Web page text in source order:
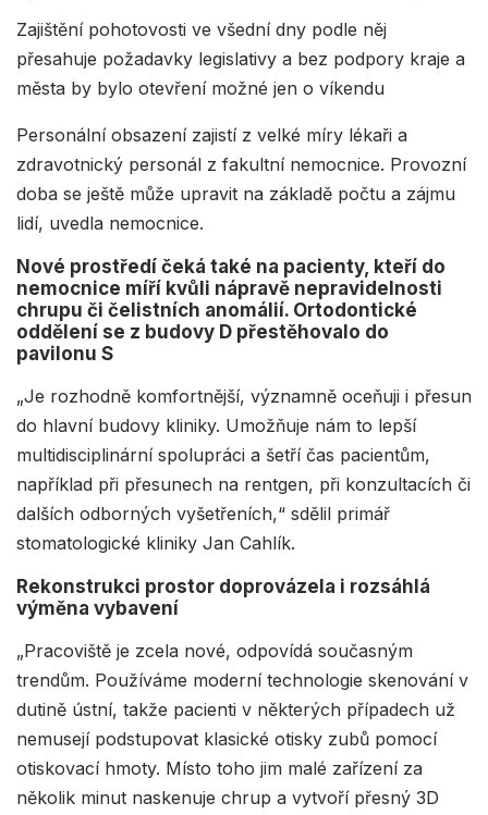
Zajištění pohotovosti ve všední dny podle něj
přesahuje požadavky legislativy a bez podpory kraje a
města by bylo otevření možné jen o víkendu
Personální obsazení zajistí z velké míry lékaři a
zdravotnický personál z fakultní nemocnice. Provozní
doba se ještě může upravit na základě počtu a zájmu
lidí, uvedla nemocnice.
Nové prostředí čeká také na pacienty, kteří do
nemocnice míří kvůli nápravě nepravidelnosti
chrupu či čelistních anomálií. Ortodontické
oddělení se z budovy D přestěhovalo do
pavilonu S
„Je rozhodně komfortnější, významně oceňuji i přesun
do hlavní budovy kliniky. Umožňuje nám to lepší
multidisciplinární spolupráci a šetří čas pacientům,
například při přesunech na rentgen, při konzultacích či
dalších odborných vyšetřeních,“ sdělil primář
stomatologické kliniky Jan Cahlík.
Rekonstrukci prostor doprovázela i rozsáhlá
výměna vybavení
„Pracoviště je zcela nové, odpovídá současným
trendům. Používáme moderní technologie skenování v
dutině ústní, takže pacienti v některých případech už
nemusejí podstupovat klasické otisky zubů pomocí
otiskovací hmoty. Místo toho jim malé zařízení za
několik minut naskenuje chrup a vytvoří přesný 3D